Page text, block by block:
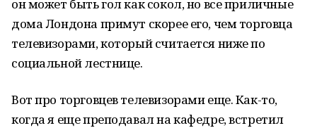
он может быть гол как сокол, но все приличные
дома Лондона примут скорее его, чем торговца
телевизорами, который считается ниже по
социальной лестнице.
Вот про торговцев телевизорами еще. Как-то,
когда я еще преподавал на кафедре, встретил